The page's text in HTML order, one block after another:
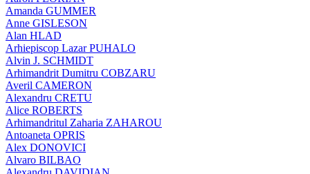
Amanda GUMMER
Anne GISLESON
Alan HLAD
Arhiepiscop Lazar PUHALO
Alvin J. SCHMIDT
Arhimandrit Dumitru COBZARU
Averil CAMERON
Alexandru CRETU
Alice ROBERTS
Arhimandritul Zaharia ZAHAROU
Antoaneta OPRIS
Alex DONOVICI
Alvaro BILBAO